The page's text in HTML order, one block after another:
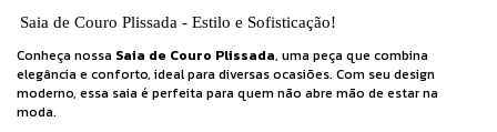
Saia de Couro Plissada - Estilo e Sofisticação!
Conheça nossa Saia de Couro Plissada, uma peça que combina
elegância e conforto, ideal para diversas ocasiões. Com seu design
moderno, essa saia é perfeita para quem não abre mão de estar na
moda.